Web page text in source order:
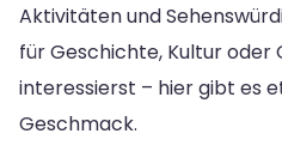
Aktivitäten und
für Geschichte, Kultur oder
interessierst – hier gibt es
Geschmack.